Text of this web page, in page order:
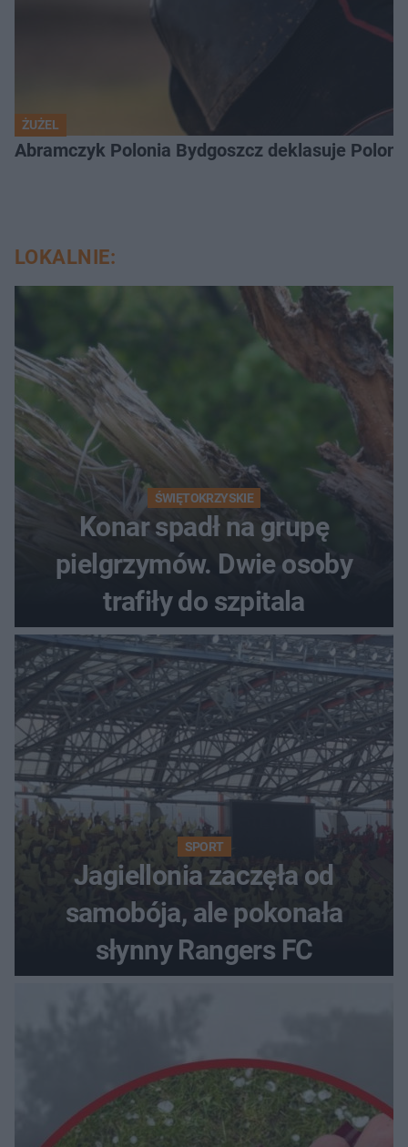
ŻUŻEL
Abramczyk Polonia Bydgoszcz deklasuje
LOKALNIE:
ŚWIĘTOKRZYSKIE
Konar spadł na grupę
pielgrzymów. Dwie osoby
trafiły do szpitala
SPORT
Jagiellonia zaczęła od
samobója, ale pokonała
słynny Rangers FC